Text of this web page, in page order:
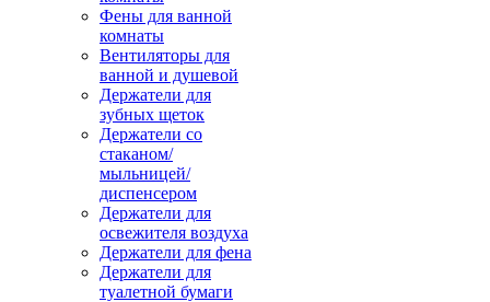
Фены для ванной
комнаты
Вентиляторы для
ванной и душевой
Держатели для
зубных щеток
Держатели со
стаканом/
мыльницей/
диспенсером
Держатели для
освежителя воздуха
Держатели для фена
Держатели для
туалетной бумаги